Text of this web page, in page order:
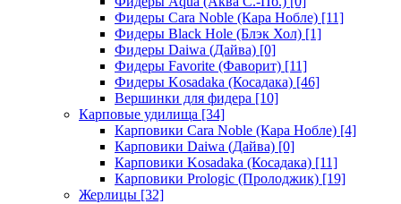
Фидеры Cara Noble (Кара Нобле) [11]
Фидеры Black Hole (Блэк Хол) [1]
Фидеры Daiwa (Дайва) [0]
Фидеры Favorite (Фаворит) [11]
Фидеры Kosadaka (Косадака) [46]
Вершинки для фидера [10]
Карповые удилища [34]
Карповики Cara Noble (Кара Нобле) [4]
Карповики Daiwa (Дайва) [0]
Карповики Kosadaka (Косадака) [11]
Карповики Prologic (Пролоджик) [19]
Жерлицы [32]